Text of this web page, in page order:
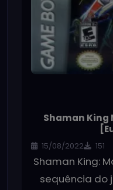
Shaman King
15/08/2022 151
Shaman King:
sequência do